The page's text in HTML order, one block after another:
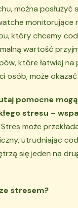
można
monitorujące
który chcemy
wartość
które łatwiej
osób, może
pomocne
stresu –
może
utrudniając
się jeden na
stresem?